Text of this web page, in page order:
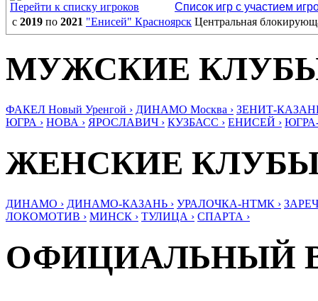
Перейти к списку игроков
Список игр с участием
с 2019 по 2021 "Енисей" Красноярск Центральная
МУЖСКИЕ
ФАКЕЛ Новый Уренгой › ДИНАМО Москва › ЗЕНИТ-
ЮГРА › НОВА › ЯРОСЛАВИЧ › КУЗБАСС › ЕНИСЕЙ ›
ЖЕНСКИЕ
ДИНАМО › ДИНАМО-КАЗАНЬ › УРАЛОЧКА-НТМК ›
ЛОКОМОТИВ › МИНСК › ТУЛИЦА › СПАРТА ›
ОФИЦИАЛЬНЫЙ